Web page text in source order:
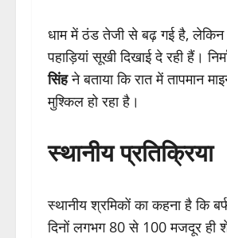
धाम में ठंड तेजी से बढ़ गई है, लेकिन
पहाड़ियां सूखी दिखाई दे रही हैं।
सिंहने बताया कि रात में तापमान
मुश्किल हो रहा है।
स्थानीय प्रतिक्रिया
स्थानीय श्रमिकों का कहना है कि
दिनों लगभग 80 से 100 मजदूर ही